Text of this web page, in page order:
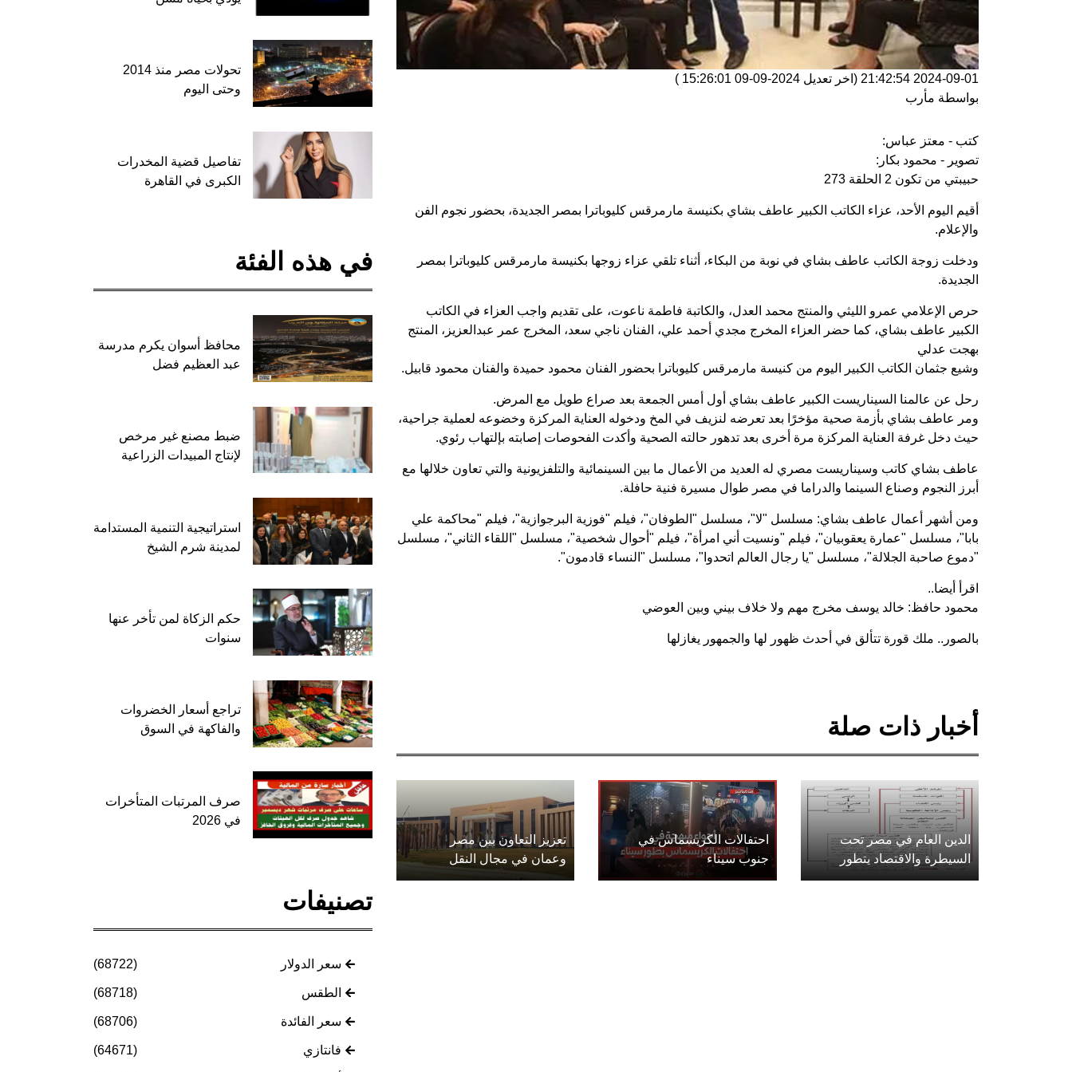
2024-09-01 21:42:54 (اخر تعديل 2024-09-09 15:26:01
)
بواسطة مأرب
كتب - معتز عباس:
تصوير - محمود بكار:
حبيبتي من تكون 2 الحلقة 273
أقيم اليوم الأحد، عزاء الكاتب الكبير عاطف بشاي بكنيسة مارمرقس كليوباترا بمصر الجديدة، بحضور نجوم الفن
والإعلام.
ودخلت زوجة الكاتب عاطف بشاي في نوبة من البكاء، أثناء تلقي عزاء زوجها بكنيسة مارمرقس كليوباترا بمصر
الجديدة.
حرص الإعلامي عمرو الليثي والمنتج محمد العدل، والكاتبة فاطمة ناعوت، على تقديم واجب العزاء في الكاتب
الكبير عاطف بشاي، كما حضر العزاء المخرج مجدي أحمد علي، الفنان ناجي سعد، المخرج عمر عبدالعزيز، المنتج
بهجت عدلي
وشيع جثمان الكاتب الكبير اليوم من كنيسة مارمرقس كليوباترا بحضور الفنان محمود حميدة والفنان محمود قابيل.
رحل عن عالمنا السيناريست الكبير عاطف بشاي أول أمس الجمعة بعد صراع طويل مع المرض.
ومر عاطف بشاي بأزمة صحية مؤخرًا بعد تعرضه لنزيف في المخ ودخوله العناية المركزة وخضوعه لعملية جراحية،
حيث دخل غرفة العناية المركزة مرة أخرى بعد تدهور حالته الصحية وأكدت الفحوصات إصابته بإلتهاب رئوي.
عاطف بشاي كاتب وسيناريست مصري له العديد من الأعمال ما بين السينمائية والتلفزيونية والتي تعاون خلالها مع
أبرز النجوم وصناع السينما والدراما في مصر طوال مسيرة فنية حافلة.
ومن أشهر أعمال عاطف بشاي: مسلسل "لا"، مسلسل "الطوفان"، فيلم "فوزية البرجوازية"، فيلم "محاكمة علي
بابا"، مسلسل "عمارة يعقوبيان"، فيلم "ونسيت أني امرأة"، فيلم "أحوال شخصية"، مسلسل "اللقاء الثاني"، مسلسل
"دموع صاحبة الجلالة"، مسلسل "يا رجال العالم اتحدوا"، مسلسل "النساء قادمون".
اقرأ أيضا..
محمود حافظ: خالد يوسف مخرج مهم ولا خلاف بيني وبين العوضي
بالصور.. ملك قورة تتألق في أحدث ظهور لها والجمهور يغازلها
أخبار ذات صلة
الدين العام في مصر تحت
السيطرة والاقتصاد يتطور
احتفالات الكريسماس في
جنوب سيناء
تعزيز التعاون بين مصر
وعمان في مجال النقل
تحولات مصر منذ 2014
وحتى اليوم
تفاصيل قضية المخدرات
الكبرى في القاهرة
في هذه الفئة
محافظ أسوان يكرم مدرسة
عبد العظيم فضل
ضبط مصنع غير مرخص
لإنتاج المبيدات الزراعية
استراتيجية التنمية المستدامة
لمدينة شرم الشيخ
حكم الزكاة لمن تأخر عنها
سنوات
تراجع أسعار الخضروات
والفاكهة في السوق
صرف المرتبات المتأخرات
في 2026
تصنيفات
سعر الدولار (68722)
الطقس (68718)
سعر الفائدة (68706)
فانتازي (64671)